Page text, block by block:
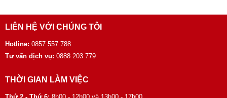
LIÊN HỆ VỚI CHÚNG TÔI
Hotline: 0857 557 788
Tư vấn dịch vụ: 0888 203 779
THỜI GIAN LÀM VIỆC